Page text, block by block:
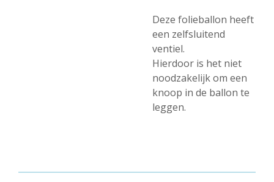
Deze folieballon heeft
een zelfsluitend
ventiel.
Hierdoor is het niet
noodzakelijk om een
knoop in de ballon te
leggen.